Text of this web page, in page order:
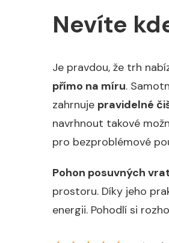
Nevíte
Je pravdou, že trh
přímo na míru.
zahrnuje pravidelné
navrhnout takové
pro bezproblémové
Pohon posuvných vrat
prostoru. Díky jeho
energii. Pohodlí si